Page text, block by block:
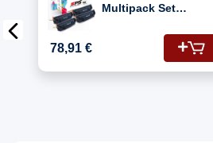
Multipack Set
LaserJet 3030 AIO
(7616A005/703) Toner
Schwarz
78,91 €